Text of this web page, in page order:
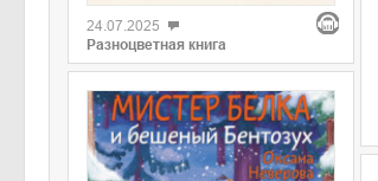
24.07.2025
Разноцветная книга